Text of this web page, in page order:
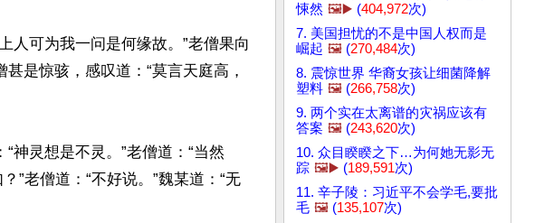
人可为我一问是何缘故。”老僧果向
是惊骇，感叹道：“莫言天庭高，
神灵想是不灵。”老僧道：“当然
”老僧道：“不好说。”魏某道：“无
悚然 🖼️▶️ (404,972次)
7. 美国担忧的不是中国人权而是
崛起 🖼️ (270,484次)
8. 震惊世界 华裔女孩让细菌降解
塑料 🖼️ (266,758次)
9. 两个实在太离谱的灾祸应该有
答案 🖼️ (243,620次)
10. 众目睽睽之下…为何她无影无
踪 🖼️▶️ (189,591次)
11. 辛子陵：习近平不会学毛,要批
毛 🖼️ (135,107次)